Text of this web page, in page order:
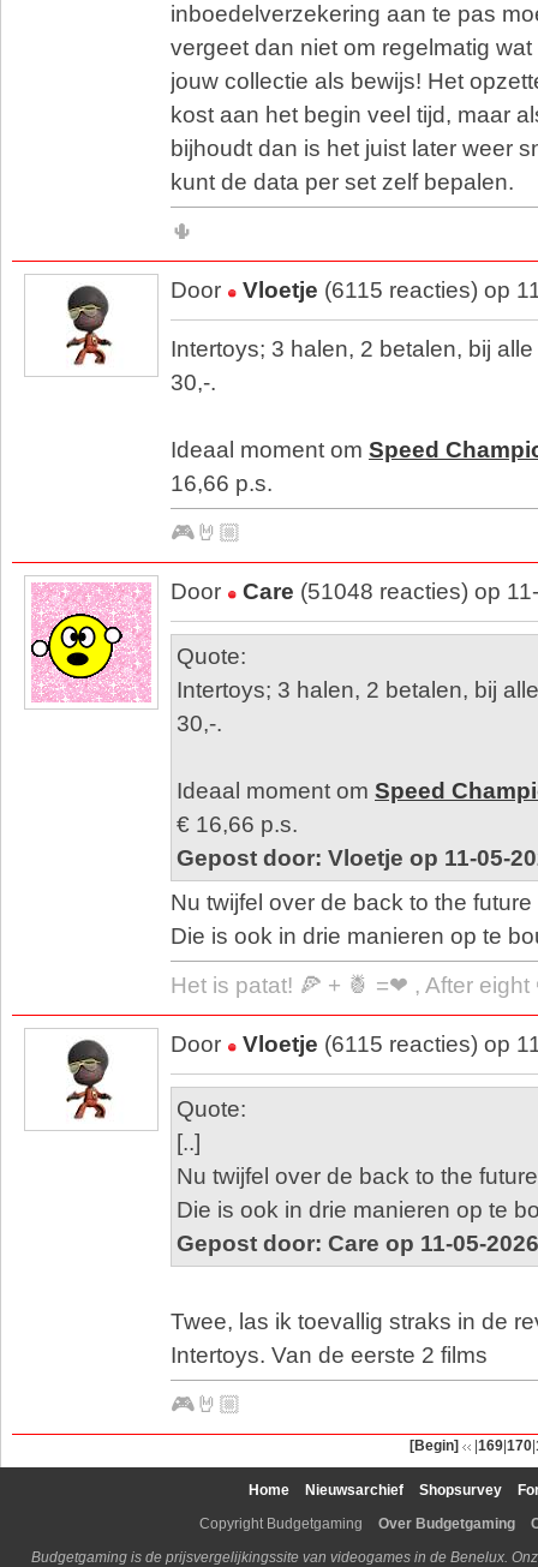
inboedelverzekering aan te pas
vergeet dan niet om regelmatig
jouw collectie als bewijs! Het
kost aan het begin veel tijd, maar
bijhoudt dan is het juist later weer
kunt de data per set zelf bepalen.
🌵
Door Vloetje (6115 reacties) op
Intertoys; 3 halen, 2 betalen, bij
30,-.
Ideaal moment om Speed
16,66 p.s.
🎮🤘🏼
Door Care (51048 reacties) op
Quote:
Intertoys; 3 halen, 2 betalen, bij
30,-.
Ideaal moment om Speed
€ 16,66 p.s.
Gepost door: Vloetje op 11-05-
Nu twijfel over de back to the
Die is ook in drie manieren op te
Het is patat! 🍕 + 🍍 =❤ , After
Door Vloetje (6115 reacties) op
Quote:
[..]
Nu twijfel over de back to the
Die is ook in drie manieren op te
Gepost door: Care op 11-05-
Twee, las ik toevallig straks in de
Intertoys. Van de eerste 2 films
🎮🤘🏼
[Begin] 169 170
Home Nieuwsarchief Shopsurvey
Copyright Budgetgaming
Over Budgetgaming
Budgetgaming is de prijsvergelijkingssite van videogames in de Benelux.